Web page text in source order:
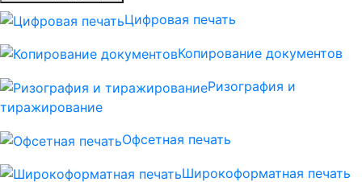
Цифровая печать
Копирование документов
Ризография и
тиражирование
Офсетная печать
Широкоформатная печать